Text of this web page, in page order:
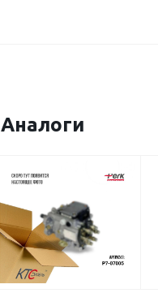
Аналоги